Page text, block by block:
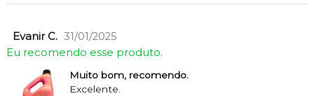
Evanir C. 31/01/2025
Eu recomendo esse produto.
Muito bom, recomendo.
Excelente.